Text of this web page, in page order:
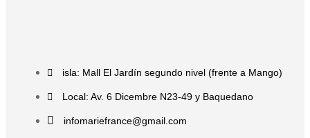
isla: Mall El Jardín segundo nivel (frente a Mango)
Local: Av. 6 Dicembre N23-49 y Baquedano
infomariefrance@gmail.com